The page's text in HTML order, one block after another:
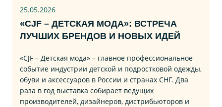
25.05.2026
«CJF – ДЕТСКАЯ МОДА»: ВСТРЕЧА
ЛУЧШИХ БРЕНДОВ И НОВЫХ ИДЕЙ
«CJF – Детская мода» – главное профессиональное
событие индустрии детской и подростковой одежды,
обуви и аксессуаров в России и странах СНГ. Два
раза в год выставка собирает ведущих
производителей, дизайнеров, дистрибьюторов и